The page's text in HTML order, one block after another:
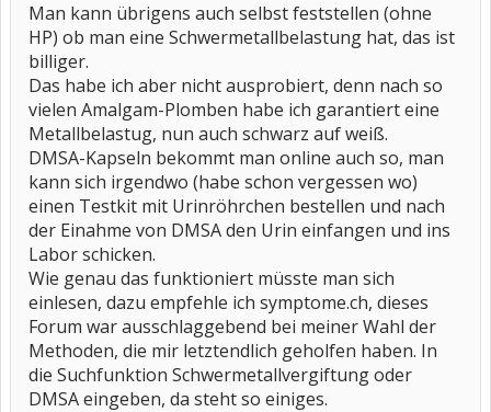
Man kann übrigens auch selbst feststellen (ohne
HP) ob man eine Schwermetallbelastung hat, das ist
billiger.
Das habe ich aber nicht ausprobiert, denn nach so
vielen Amalgam-Plomben habe ich garantiert eine
Metallbelastug, nun auch schwarz auf weiß.
DMSA-Kapseln bekommt man online auch so, man
kann sich irgendwo (habe schon vergessen wo)
einen Testkit mit Urinröhrchen bestellen und nach
der Einahme von DMSA den Urin einfangen und ins
Labor schicken.
Wie genau das funktioniert müsste man sich
einlesen, dazu empfehle ich symptome.ch, dieses
Forum war ausschlaggebend bei meiner Wahl der
Methoden, die mir letztendlich geholfen haben. In
die Suchfunktion Schwermetallvergiftung oder
DMSA eingeben, da steht so einiges.